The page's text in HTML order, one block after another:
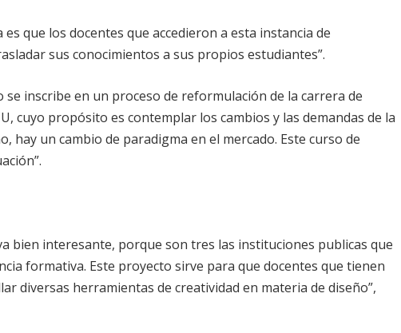
que los docentes que accedieron a esta instancia de
sus conocimientos a sus propios estudiantes”.
inscribe en un proceso de reformulación de la carrera de
cuyo propósito es contemplar los cambios y las demandas de la
hay un cambio de paradigma en el mercado. Este curso de
bien interesante, porque son tres las instituciones publicas que
formativa. Este proyecto sirve para que docentes que tienen
diversas herramientas de creatividad en materia de diseño”,